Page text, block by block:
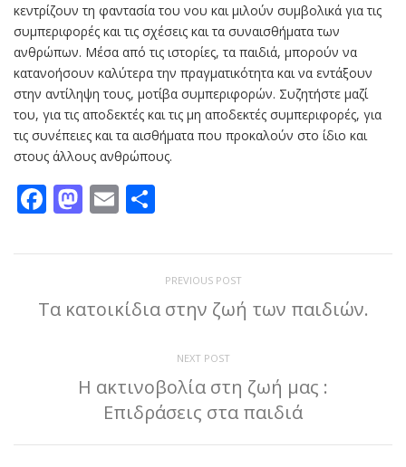
κεντρίζουν τη φαντασία του νου και μιλούν συμβολικά για τις
συμπεριφορές και τις σχέσεις και τα συναισθήματα των
ανθρώπων. Μέσα από τις ιστορίες, τα παιδιά, μπορούν να
κατανοήσουν καλύτερα την πραγματικότητα και να εντάξουν
στην αντίληψη τους, μοτίβα συμπεριφορών. Συζητήστε μαζί
του, για τις αποδεκτές και τις μη αποδεκτές συμπεριφορές, για
τις συνέπειες και τα αισθήματα που προκαλούν στο ίδιο και
στους άλλους ανθρώπους.
Facebook
Mastodon
Email
PREVIOUS POST
Τα κατοικίδια στην ζωή των παιδιών.
NEXT POST
Η ακτινοβολία στη ζωή μας :
Επιδράσεις στα παιδιά